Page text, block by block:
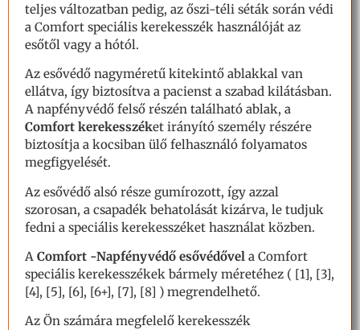
teljes változatban pedig, az őszi-téli séták során védi
a Comfort speciális kerekesszék használóját az
esőtől vagy a hótól.
Az esővédő nagyméretű kitekintő ablakkal van
ellátva, így biztosítva a pacienst a szabad kilátásban.
A napfényvédő felső részén található ablak, a
Comfort kerekesszéket irányító személy részére
biztosítja a kocsiban ülő felhasználó folyamatos
megfigyelését.
Az esővédő alsó része gumírozott, így azzal
szorosan, a csapadék behatolását kizárva, le tudjuk
fedni a speciális kerekesszéket használat közben.
A Comfort -Napfényvédő esővédővel a Comfort
speciális kerekesszékek bármely méretéhez ( [1], [3],
[4], [5], [6], [6+], [7], [8] ) megrendelhető.
Az Ön számára megfelelő kerekesszék